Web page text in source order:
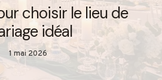
choisir le lieu de
idéal
1 mai 2026